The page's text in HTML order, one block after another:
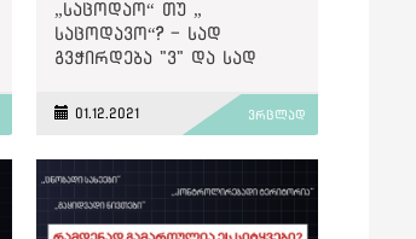
„საცოდაო“ თუ „
საცოდავო“? - სად
გვჭირდება "ვ" და სად
01.12.2021 ვრცლად